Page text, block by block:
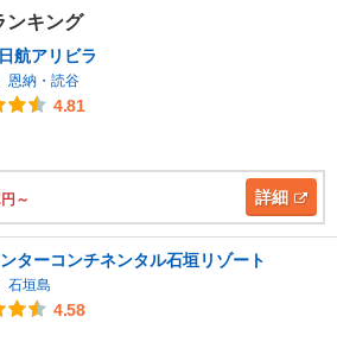
ンキング
航アリビラ
恩納・読谷
4.81
円～ 詳細
ターコンチネンタル石垣リゾート
石垣島
4.58